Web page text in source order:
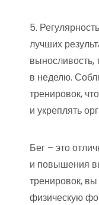
5.
лучших
выносливость,
в неделю.
тренировок,
и укреплять
Бег – это
и повышения
тренировок,
физическую